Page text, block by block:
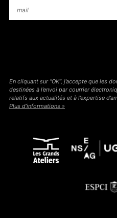
En cliquant sur “OK”, j’accepte que les
destinées à l’envoi par courrier
relatifs aux actualités et à l’expertise
Plus d’informations »